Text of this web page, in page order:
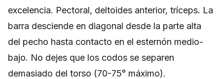
excelencia. Pectoral, deltoides anterior, tríceps. La
barra desciende en diagonal desde la parte alta
del pecho hasta contacto en el esternón medio-
bajo. No dejes que los codos se separen
demasiado del torso (70-75° máximo).